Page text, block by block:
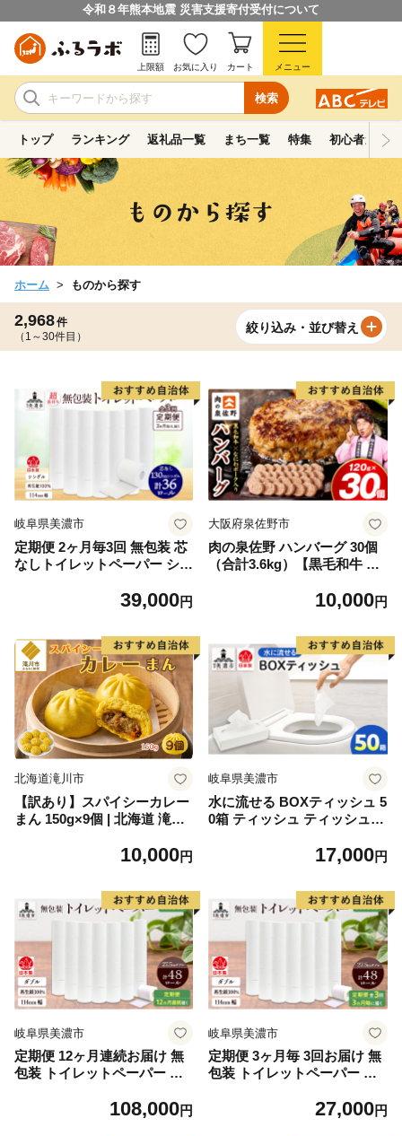
令和８年熊本地震 災害支援寄付受付について
検索
上限額 お気に入り カート メニュー
トップ ランキング 返礼品一覧 まち一覧 特集 初心者ガイド
ホーム ものから探す
2,968件
（1～30件目）
絞り込み・並び替え
岐阜県美濃市
定期便 2ヶ月毎3回 無包装 芯
なしトイレットペーパー シン
き ペーパー 日用品 消耗品 再
mm幅 送料無料 川一製紙 岐
阜県 美濃市 ※配送不可地
域：北海道・沖縄県・離島
39,000円
大阪府泉佐野市
肉の泉佐野 ハンバーグ 30個
（合計3.6kg）【黒毛和牛 な
小分け 冷凍 ストック 人気 総
10,000円
北海道滝川市
【訳あり】スパイシーカレー
まん 150g×9個 | 北海道 滝川
華まん おやつ 軽食 保存食 家
調理
10,000円
岐阜県美濃市
水に流せる BOXティッシュ 5
0箱 ティッシュ ティッシュペ
日用品 消耗品 生活必需品 衛
送料無料 川一製紙 岐阜県 美
濃市
17,000円
岐阜県美濃市
定期便 12ヶ月連続お届け 無
包装 トイレットペーパー ダ
パー エコ 日用品 消耗品 生活
108,000円
岐阜県美濃市
定期便 3ヶ月毎 3回お届け 無
包装 トイレットペーパー ダ
パー エコ 日用品 消耗品 生活
27,000円